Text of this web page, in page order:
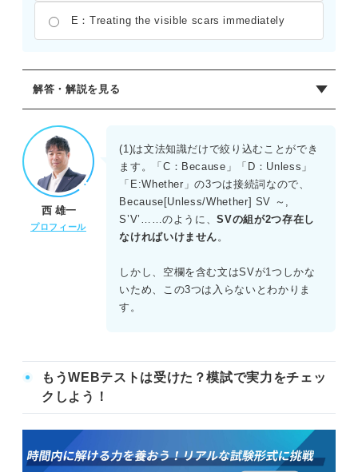
E：Treating the visible scars immediately
解答・解説を見る
正解：(1)A (2)B (3)C
(1)空欄の直前では、傷を見て痛みの強さを推測できるとあ
る。空欄の直後では、その推測は主観的であり、しばしば
欠陥があると述べられている。推測という行為は成立する
が、その質は不完全であるという強い逆接・譲歩の関係で
ある。選択肢の中で「それにもかかわらず」を意味する
(2)第一段落において、筆者は、傷を見て物理的なダメージ
を理解することはできるが、その推測は「主観的であり、
致する。選択肢A、C、Eは「完全に理解できる・体験でき
る」としており矛盾する。Dは推測自体を否定しているため
(3)第三段落の3文目に「他者にとって痛みが何を意味するか
に近づく唯一の実行可能な方法は、私たち自身の過去の苦
西 雄一
プロフィール
(1)は文法知識だけで絞り込むことができ
ます。「C：Because」「D：Unless」
「E:Whether」の3つは接続詞なので、
Because[Unless/Whether] SV ～,
S’V’……のように、SVの組が2つ存在し
なければいけません。
しかし、空欄を含む文はSVが1つしかな
いため、この3つは入らないとわかりま
す。
もうWEBテストは受けた？模試で実力をチェッ
クしよう！